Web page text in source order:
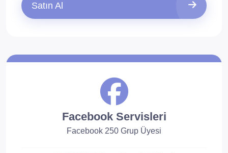
Satın Al
Facebook Servisleri
Facebook 250 Grup Üyesi